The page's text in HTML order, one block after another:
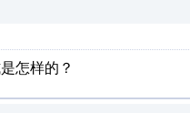
怎样的？